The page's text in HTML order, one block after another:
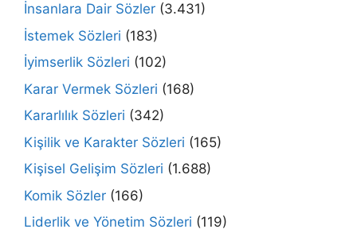
İnsanlara Dair Sözler (3.431)
İstemek Sözleri (183)
İyimserlik Sözleri (102)
Karar Vermek Sözleri (168)
Kararlılık Sözleri (342)
Kişilik ve Karakter Sözleri (165)
Kişisel Gelişim Sözleri (1.688)
Komik Sözler (166)
Liderlik ve Yönetim Sözleri (119)